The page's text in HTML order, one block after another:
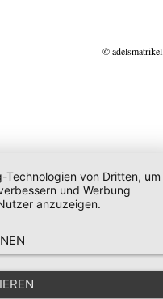
©
Technologien von Dritten, um
und Werbung
anzuzeigen.